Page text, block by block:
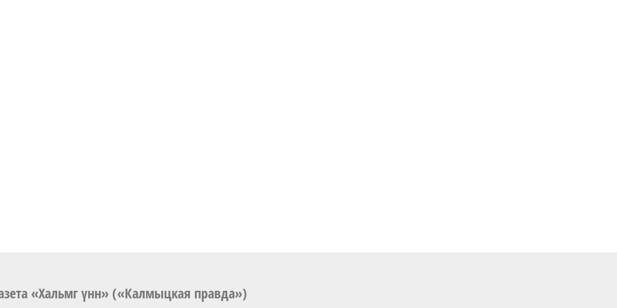
«Хальмг үнн» («Калмыцкая правда»)